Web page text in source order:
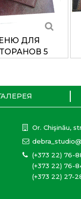
ДЛЯ
5
Or. Chişinău,
(+373 22) 76-
(+373 22) 76-
(+373 22) 27-